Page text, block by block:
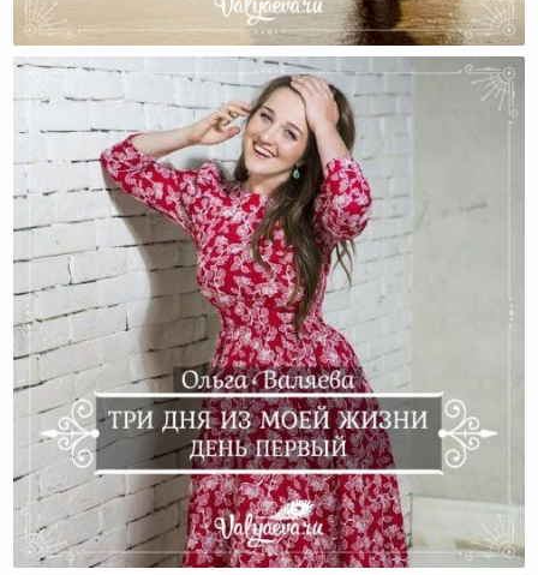
Три Дня Из Моей Жизни. День Второй.
Три Дня Из Моей Жизни. День Первый.